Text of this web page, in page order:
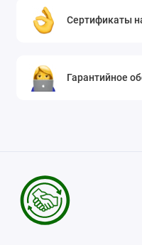
Сертификаты
Гарантийное